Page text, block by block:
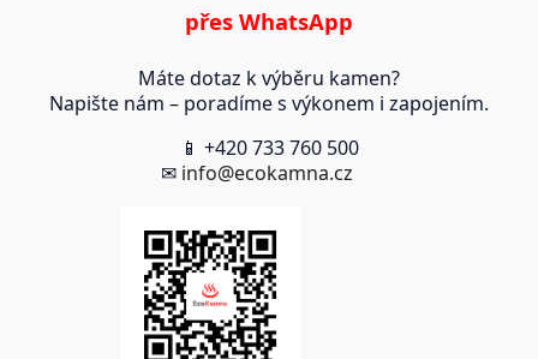
přes WhatsApp
Máte dotaz k výběru kamen?
Napište nám – poradíme s výkonem i zapojením.
📱 +420 733 760 500
✉ info@ecokamna.cz